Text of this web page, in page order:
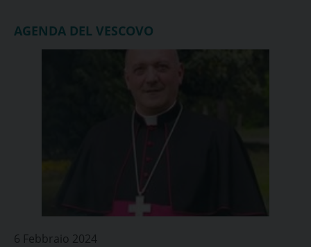
AGENDA DEL VESCOVO
6 Febbraio 2024